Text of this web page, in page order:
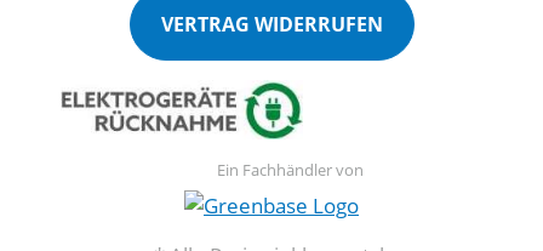
VERTRAG WIDERRUFEN
Ein Fachhändler von